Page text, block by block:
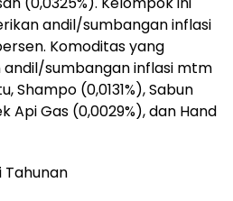
andil/sumbangan inflasi
Komoditas yang
sumbangan inflasi mtm
Shampo (0,0131%), Sabun
Api Gas (0,0029%), dan Hand
Tahunan